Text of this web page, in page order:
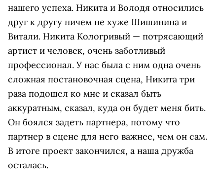
нашего успеха. Никита и Володя относились
друг к другу ничем не хуже Шишинина и
Витали. Никита Кологривый — потрясающий
артист и человек, очень заботливый
профессионал. У нас была с ним одна очень
сложная постановочная сцена, Никита три
раза подошел ко мне и сказал быть
аккуратным, сказал, куда он будет меня бить.
Он боялся задеть партнера, потому что
партнер в сцене для него важнее, чем он сам.
В итоге проект закончился, а наша дружба
осталась.